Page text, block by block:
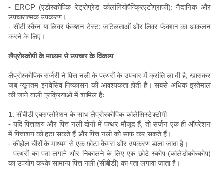
- ERCP (एंडोस्कोपिक रेट्रोग्रेड कोलांगियोपैन्क्रिएटोग्राफी): नैदानिक ​​और
उपचारात्मक उपकरण।
- सीटी स्कैन या लिवर फंक्शन टेस्ट: जटिलताओं और लिवर फंक्शन का आकलन
करने के लिए।
लैप्रोस्कोपी के माध्यम से उपचार के विकल्प
लैप्रोस्कोपिक सर्जरी ने पित्त नली के पत्थरों के उपचार में क्रांति ला दी है, खासकर
जब न्यूनतम इनवेसिव निष्कासन की आवश्यकता होती है। सबसे अधिक इस्तेमाल
की जाने वाली प्रक्रियाओं में शामिल हैं:
1. सीबीडी एक्सप्लोरेशन के साथ लैप्रोस्कोपिक कोलेसिस्टेक्टोमी
- यदि पित्ताशय और पित्त नली दोनों में पत्थर मौजूद हैं, तो सर्जन एक ही ऑपरेशन
में पित्ताशय को हटा सकते हैं और पित्त नली को साफ कर सकते हैं।
- कीहोल चीरों के माध्यम से एक छोटा कैमरा और उपकरण डाला जाता है।
- पत्थरों का पता लगाने और निकालने के लिए एक छोटे स्कोप (कोलेडोकोस्कोप)
का उपयोग करके सामान्य पित्त नली (सीबीडी) का पता लगाया जाता है।